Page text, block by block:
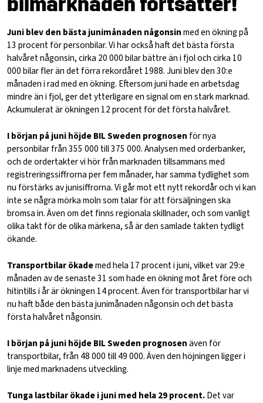
Juni blev den bästa junimånaden någonsinmed en ökning på
13 procent för personbilar. Vi har också haft det bästa första
halvåret någonsin, cirka 20 000 bilar bättre än i fjol och cirka 10
000 bilar fler än det förra rekordåret 1988. Juni blev den 30:e
månaden i rad med en ökning. Eftersom juni hade en arbetsdag
mindre än i fjol, ger det ytterligare en signal om en stark marknad.
Ackumulerat är ökningen 12 procent för det första halvåret.
I början på juni höjde BIL Sweden prognosen för nya
personbilar från 355 000 till 375 000. Analysen med orderbanker,
och de ordertakter vi hör från marknaden tillsammans med
registreringssiffrorna per fem månader, har samma tydlighet som
nu förstärks av junisiffrorna. Vi går mot ett nytt rekordår och vi kan
inte se några mörka moln som talar för att försäljningen ska
bromsa in. Även om det finns regionala skillnader, och som vanligt
olika takt för de olika märkena, så är den samlade takten tydligt
ökande.
Transportbilar ökademed hela 17 procent i juni, vilket var 29:e
månaden av de senaste 31 som hade en ökning mot året före och
hitintills i år är ökningen 14 procent. Även för transportbilar har vi
nu haft både den bästa junimånaden någonsin och det bästa
första halvåret någonsin.
I början på juni höjde BIL Sweden prognosenäven för
transportbilar, från 48 000 till 49 000. Även den höjningen ligger i
linje med marknadens utveckling.
Tunga lastbilar ökade i juni med hela 29 procent.Det var